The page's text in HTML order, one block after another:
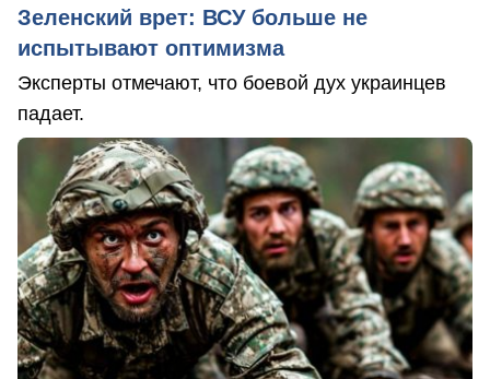
Зеленский врет: ВСУ больше не
испытывают оптимизма
Эксперты отмечают, что боевой дух украинцев
падает.